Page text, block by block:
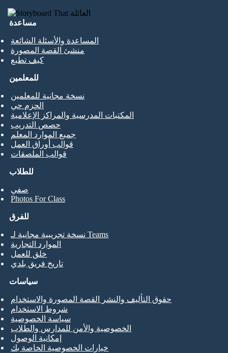
مساعدة
المساعدة والأسئلة الشائعة
منشئ القصة المصورة
كيف تطبع
للطلاب
صفي
Photos For Class
للمعلمين
نسخة مجانية للمعلمين
الحزم حي
المكتبات المدرسية والمراكز الإعلامية
حصص التدريب
جميع الموارد المعلم
قوالب أوراق العمل
قوالب الملصقات
للفرق
نسخة تجريبية مجانية لـ Teams
الموارد التجارية
خلق للعمل
تاريخ فريق بلدي
سياسات
حقوق التأليف والنشر القصة المصورة والاستخدام
شروط الاستخدام
سياسة الخصوصية
الخصوصية والأمن للمدارس والطلاب
إمكانية الوصول
خيارات الخصوصية الخاصة بك